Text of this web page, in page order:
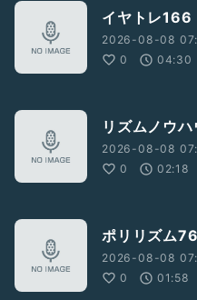
イヤトレ166
2026-08-08
0
04:30
リズムノウ
2026-08-08
0
02:18
ポリリズム76
2026-08-08
0
01:58